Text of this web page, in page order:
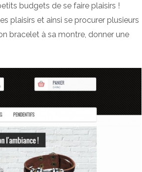
budgets de se faire plaisirs !
plaisirs et ainsi se procurer plusieurs
bracelet à sa montre, donner une